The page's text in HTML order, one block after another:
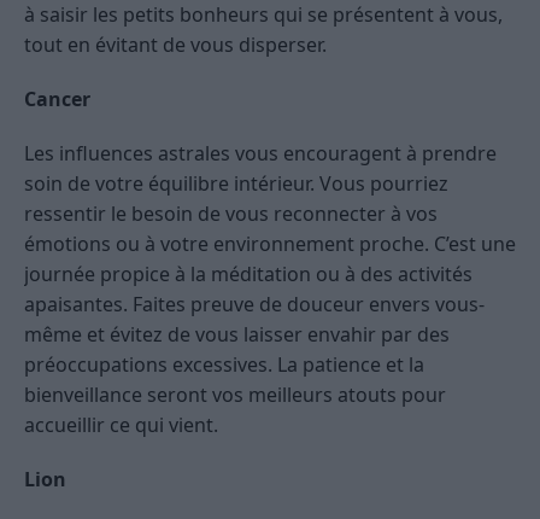
à saisir les petits bonheurs qui se présentent à vous,
tout en évitant de vous disperser.
Cancer
Les influences astrales vous encouragent à prendre
soin de votre équilibre intérieur. Vous pourriez
ressentir le besoin de vous reconnecter à vos
émotions ou à votre environnement proche. C’est une
journée propice à la méditation ou à des activités
apaisantes. Faites preuve de douceur envers vous-
même et évitez de vous laisser envahir par des
préoccupations excessives. La patience et la
bienveillance seront vos meilleurs atouts pour
accueillir ce qui vient.
Lion